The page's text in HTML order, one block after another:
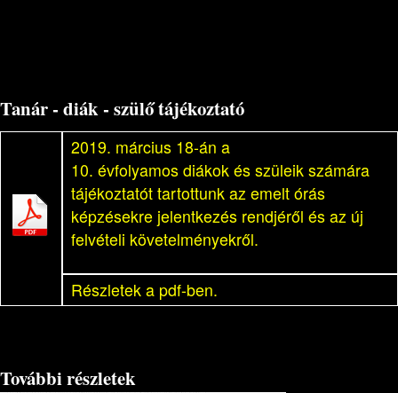
Tanár - diák - szülő tájékoztató
2019. március 18-án a
10. évfolyamos diákok és szüleik számára
tájékoztatót tartottunk az emelt órás
képzésekre jelentkezés rendjéről és az új
felvételi követelményekről.
Részletek a pdf-ben.
További részletek